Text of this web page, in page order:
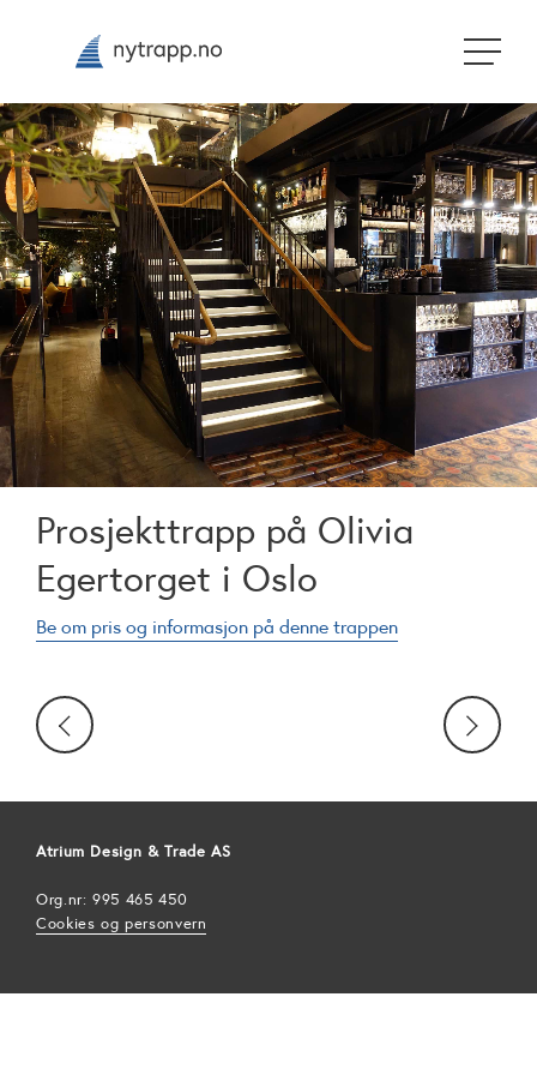
Prosjekttrapp på Olivia
Egertorget i Oslo
Be om pris og informasjon på denne trappen
Atrium Design & Trade AS
Org.nr: 995 465 450
Cookies og personvern